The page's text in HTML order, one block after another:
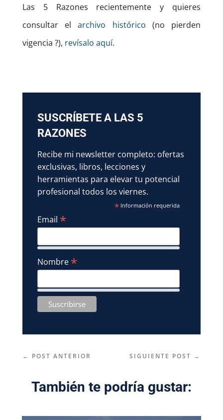
Las 5 Razones recientemente y quieres
consultar elarchivo histórico (no pierden
vigencia ?), revísalo aquí.
SUSCRÍBETE A LAS 5
RAZONES
Recibe mi newsletter completo: ofertas
exclusivas, libros, lecciones y
herramientas para elevar tu potencial
profesional todos los viernes.
* Información requerida
Email *
Nombre *
← POST ANTERIOR SIGUIENTE POST →
También te podría gustar: